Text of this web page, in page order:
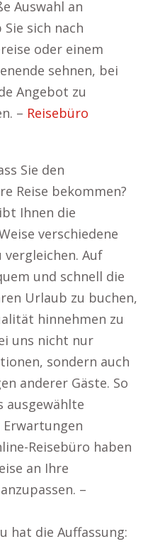
Auswahl an
sich nach
oder einem
sehnen, bei
Angebot zu
– Reisebüro
Sie den
Reise bekommen?
Ihnen die
verschiedene
Auf
und schnell die
Urlaub zu buchen,
hinnehmen zu
uns nicht nur
sondern auch
anderer Gäste. So
ausgewählte
Reisebüro haben
an Ihre
–
hat die Auffassung: